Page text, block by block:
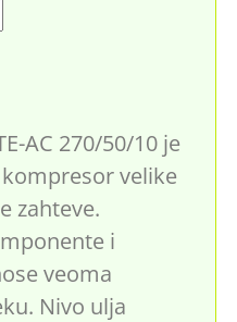
AC 270/50/10 je
velike
zahteve.
i
veoma
Nivo ulja